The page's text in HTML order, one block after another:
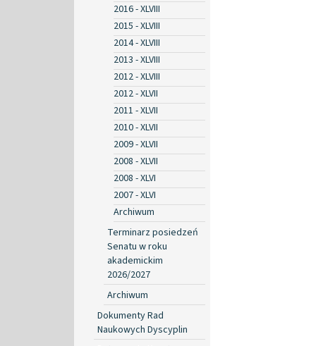
2016 - XLVIII
2015 - XLVIII
2014 - XLVIII
2013 - XLVIII
2012 - XLVIII
2012 - XLVII
2011 - XLVII
2010 - XLVII
2009 - XLVII
2008 - XLVII
2008 - XLVI
2007 - XLVI
Archiwum
Terminarz posiedzeń
Senatu w roku
akademickim
2026/2027
Archiwum
Dokumenty Rad
Naukowych Dyscyplin